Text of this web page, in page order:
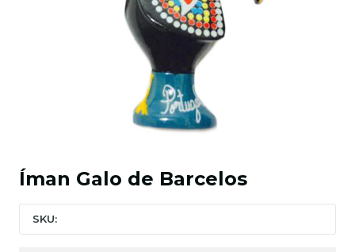
Íman Galo de Barcelos
SKU: